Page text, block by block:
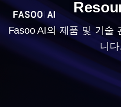
Fasoo AI의 제품 및 기술
니